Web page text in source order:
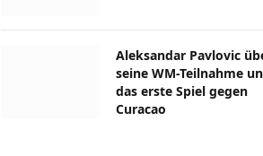
Aleksandar Pavlovic
seine WM-Teilnahme
das erste Spiel gegen
Curacao